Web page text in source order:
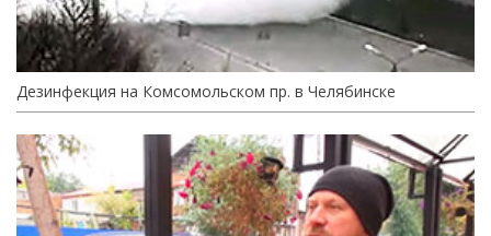
Дезинфекция на Комсомольском пр. в Челябинске